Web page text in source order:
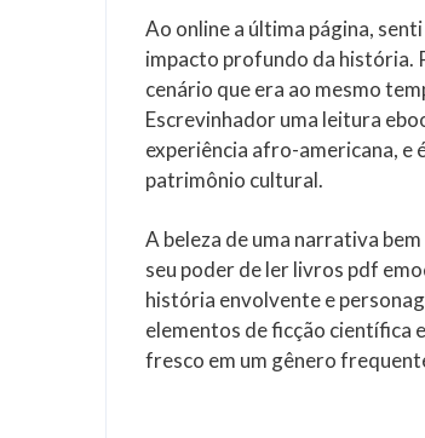
Ao online a última página,
impacto profundo da história.
cenário que era ao mesmo
Escrevinhador uma leitura
experiência afro-americana, e
patrimônio cultural.
A beleza de uma narrativa
seu poder de ler livros pdf
história envolvente e
elementos de ficção científica
fresco em um gênero